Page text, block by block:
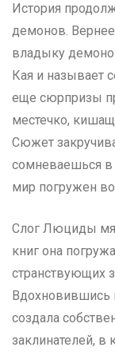
История
демонов.
владыку
Кая и называет
еще сюрпризы
местечко,
Сюжет
сомневаешься в
мир погружен
Слог Люциды
книг она
странствующих
Вдохновившись
создала
заклинателей,